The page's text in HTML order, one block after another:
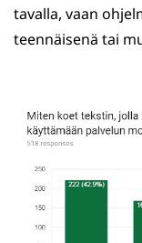
tavalla, vaan
teennäisenä tai